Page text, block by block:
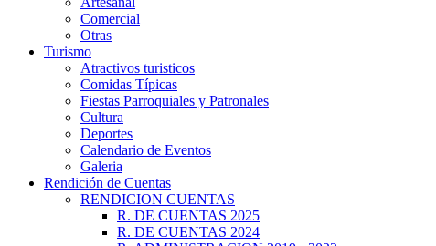
Comercial
Otras
Turismo
Atractivos turisticos
Comidas Típicas
Fiestas Parroquiales y Patronales
Cultura
Deportes
Calendario de Eventos
Galeria
Rendición de Cuentas
RENDICION CUENTAS
R. DE CUENTAS 2025
R. DE CUENTAS 2024